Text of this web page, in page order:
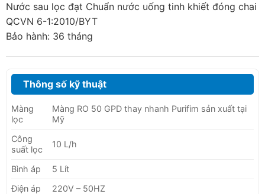
Nước sau lọc đạt Chuẩn nước uống tinh khiết đóng chai
QCVN 6-1:2010/BYT
Bảo hành: 36 tháng
Thông số kỹ thuật
Màng
lọc
Màng RO 50 GPD thay nhanh Purifim sản xuất tại
Mỹ
Công
suất lọc
10 L/h
Bình áp
5 Lít
Điện áp
220V – 50HZ